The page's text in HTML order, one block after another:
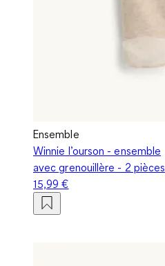
Ensemble
Winnie l’ourson - ensemble
avec grenouillère - 2 pièces
15,99 €